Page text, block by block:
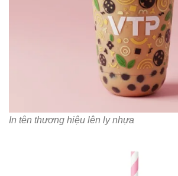
In tên thương hiệu lên ly nhựa